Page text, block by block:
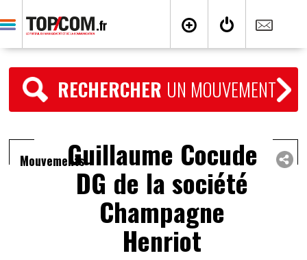
RECHERCHER UN MOUVEMENT
MouvementsGuillaume Cocude
DG de la société
Champagne
Henriot